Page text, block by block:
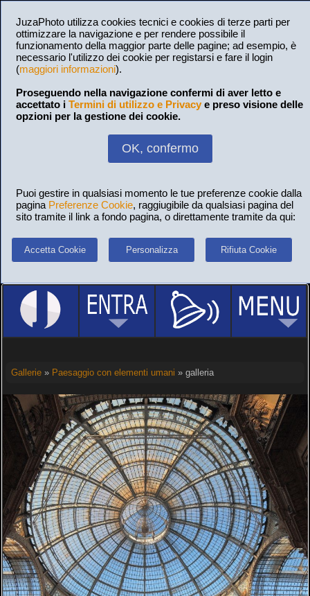
JuzaPhoto utilizza cookies tecnici e cookies di terze parti per
ottimizzare la navigazione e per rendere possibile il
funzionamento della maggior parte delle pagine; ad esempio, è
necessario l'utilizzo dei cookie per registarsi e fare il login
(maggiori informazioni).
Proseguendo nella navigazione confermi di aver letto e
accettato i Termini di utilizzo e Privacy e preso visione delle
opzioni per la gestione dei cookie.
OK, confermo
Puoi gestire in qualsiasi momento le tue preferenze cookie dalla
pagina Preferenze Cookie, raggiugibile da qualsiasi pagina del
sito tramite il link a fondo pagina, o direttamente tramite da qui:
Accetta Cookie Personalizza Rifiuta Cookie
Gallerie» Paesaggio con elementi umani » galleria